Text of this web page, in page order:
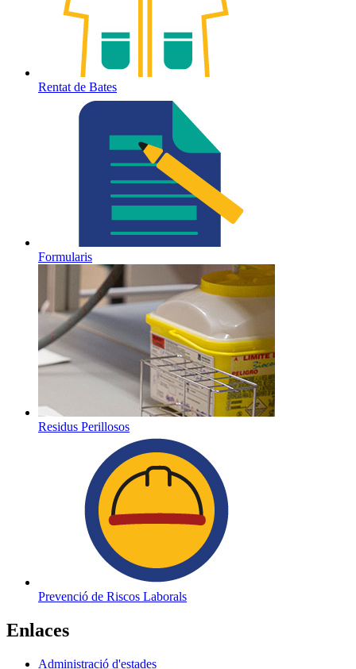
Rentat de Bates
Formularis
Residus Perillosos
Prevenció de Riscos Laborals
Enlaces
Administració d'estades